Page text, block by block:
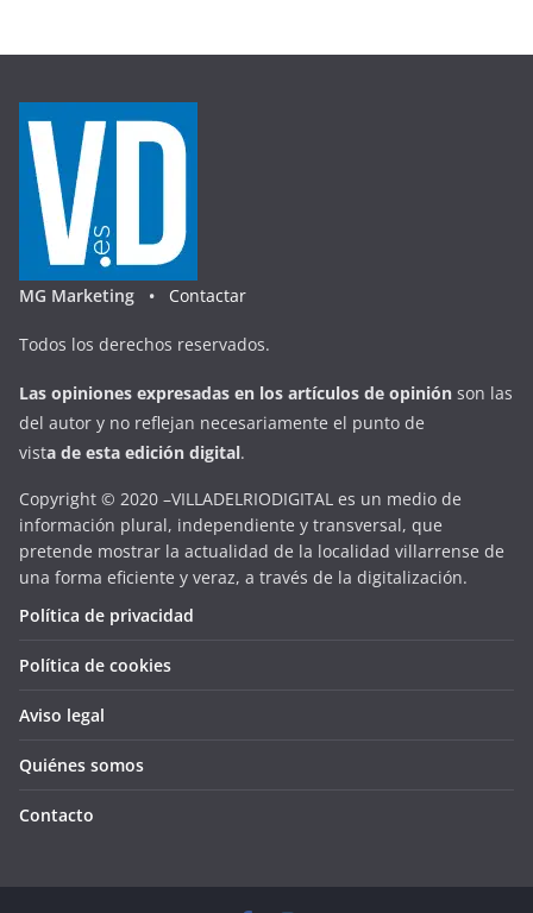
MG Marketing • Contactar
Todos los derechos reservados.
Las opiniones expresadas en los artículos de opinión son las
del autor y no reflejan necesariamente el punto de
vista de esta edición digital.
Copyright © 2020 –VILLADELRIODIGITAL es un medio de
información plural, independiente y transversal, que
pretende mostrar la actualidad de la localidad villarrense de
una forma eficiente y veraz, a través de la digitalización.
Política de privacidad
Política de cookies
Aviso legal
Quiénes somos
Contacto